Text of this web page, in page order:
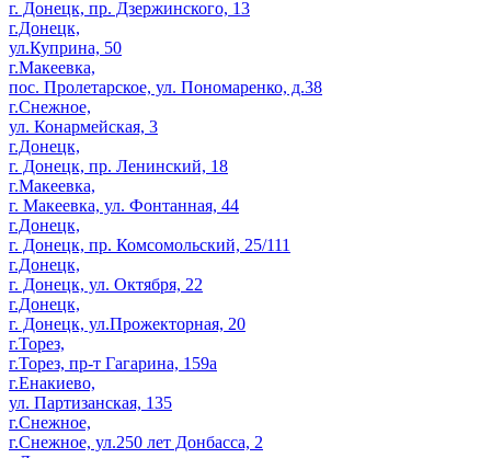
г. Донецк, пр. Дзержинского, 13
г.Донецк,
ул.Куприна, 50
г.Макеевка,
пос. Пролетарское, ул. Пономаренко, д.38
г.Снежное,
ул. Конармейская, 3
г.Донецк,
г. Донецк, пр. Ленинский, 18
г.Макеевка,
г. Макеевка, ул. Фонтанная, 44
г.Донецк,
г. Донецк, пр. Комсомольский, 25/111
г.Донецк,
г. Донецк, ул. Октября, 22
г.Донецк,
г. Донецк, ул.Прожекторная, 20
г.Торез,
г.Торез, пр-т Гагарина, 159а
г.Енакиево,
ул. Партизанская, 135
г.Снежное,
г.Снежное, ул.250 лет Донбасса, 2